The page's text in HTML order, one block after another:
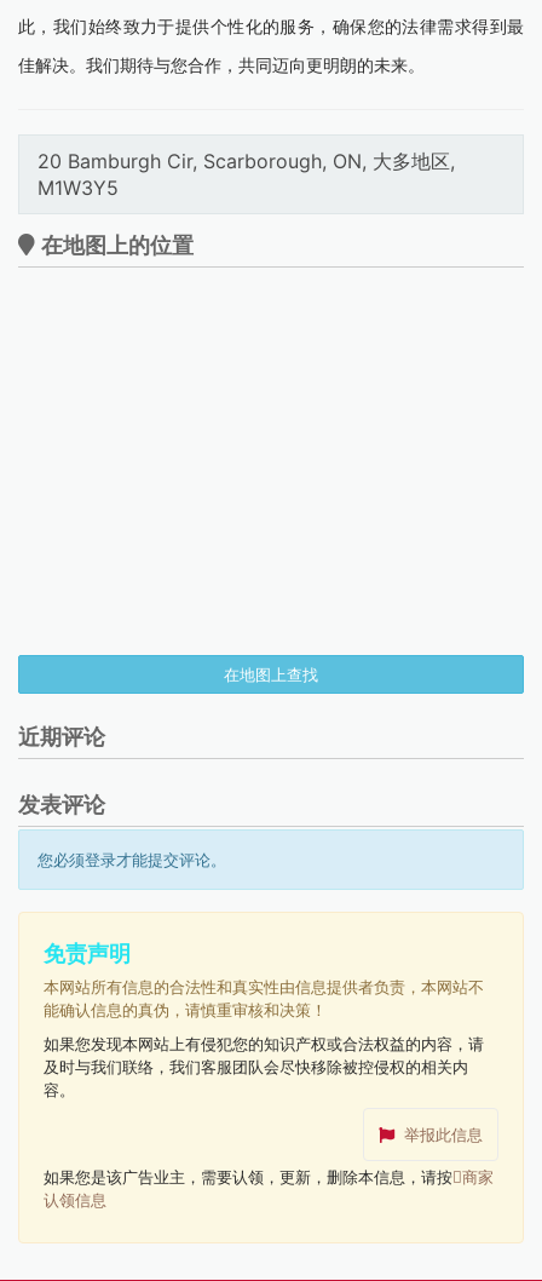
此，我们始终致力于提供个性化的服务，确保您的法律需求得到最
佳解决。我们期待与您合作，共同迈向更明朗的未来。
20 Bamburgh Cir, Scarborough, ON, 大多地区,
M1W3Y5
在地图上的位置
在地图上查找
近期评论
发表评论
您必须登录才能提交评论。
免责声明
本网站所有信息的合法性和真实性由信息提供者负责，本网站不
能确认信息的真伪，请慎重审核和决策！
如果您发现本网站上有侵犯您的知识产权或合法权益的内容，请
及时与我们联络，我们客服团队会尽快移除被控侵权的相关内
容。
举报此信息
如果您是该广告业主，需要认领，更新，删除本信息，请按 商家
认领信息